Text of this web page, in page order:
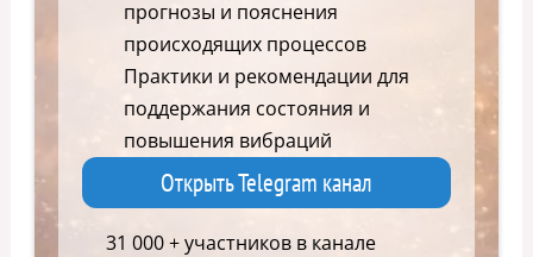
прогнозы и пояснения
происходящих процессов
Практики и рекомендации для
поддержания состояния и
повышения вибраций
Открыть Telegram канал
31 000 + участников в канале